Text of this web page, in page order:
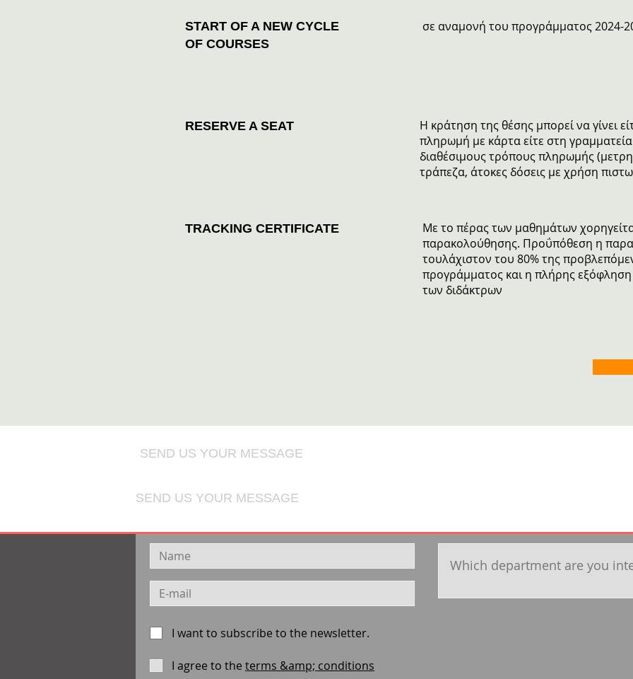
START OF A NEW CYCLE
OF COURSES
σε αναμονή του προγράμματος 2024-
RESERVE A SEAT
Η κράτηση της θέσης μπορεί να γίνει
πληρωμή με κάρτα είτε στη
διαθέσιμους τρόπους πληρωμής
τράπεζα, άτοκες δόσεις με χρήση
TRACKING CERTIFICATE
Με το πέρας των μαθημάτων
παρακολούθησης. Προΰπόθεση η
τουλάχιστον του 80% της
προγράμματος και η πλήρης
των διδάκτρων
SEND US YOUR MESSAGE
SEND US YOUR MESSAGE
I want to subscribe to the newsletter.
I agree to the terms &amp; conditions